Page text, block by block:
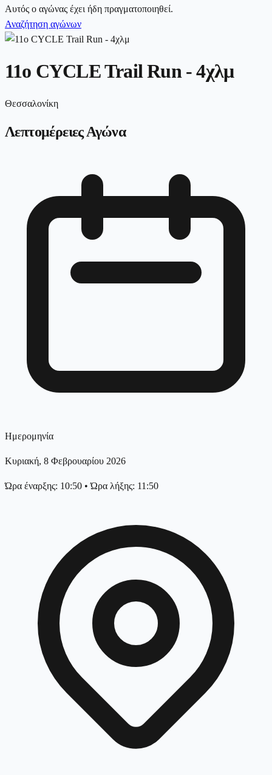
Αυτός ο αγώνας έχει ήδη πραγματοποιηθεί.
Αναζήτηση αγώνων
11ο CYCLE Trail Run - 4χλμ
Θεσσαλονίκη
Λεπτομέρειες Αγώνα
Ημερομηνία
Κυριακή, 8 Φεβρουαρίου 2026
Ώρα έναρξης: 10:50 •Ώρα λήξης: 11:50